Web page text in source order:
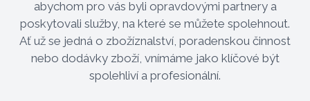
abychom pro vás byli opravdovými partnery a
poskytovali služby, na které se můžete spolehnout.
Ať už se jedná o zbožíznalství, poradenskou činnost
nebo dodávky zboží, vnímáme jako klíčové být
spolehliví a profesionální.